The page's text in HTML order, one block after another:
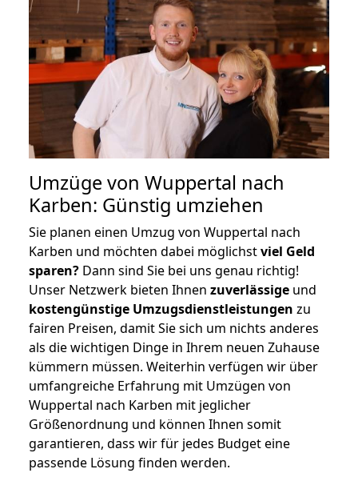
Umzüge von Wuppertal nach
Karben: Günstig umziehen
Sie planen einen Umzug von Wuppertal nach
Karben und möchten dabei möglichstviel Geld
sparen? Dann sind Sie bei uns genau richtig!
Unser Netzwerk bieten Ihnen zuverlässige und
kostengünstige Umzugsdienstleistungen zu
fairen Preisen, damit Sie sich um nichts anderes
als die wichtigen Dinge in Ihrem neuen Zuhause
kümmern müssen. Weiterhin verfügen wir über
umfangreiche Erfahrung mit Umzügen von
Wuppertal nach Karben mit jeglicher
Größenordnung und können Ihnen somit
garantieren, dass wir für jedes Budget eine
passende Lösung finden werden.